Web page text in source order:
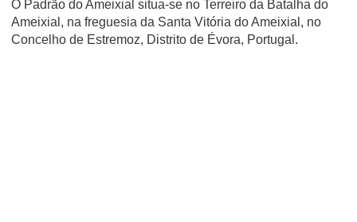
O Padrão do Ameixial situa-se no Terreiro da Batalha do
Ameixial, na freguesia da Santa Vitória do Ameixial, no
Concelho de Estremoz, Distrito de Évora, Portugal.